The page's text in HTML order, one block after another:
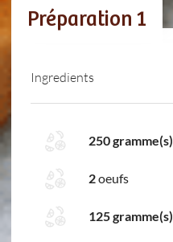
Préparation 1
Ingredients
250 gramme(s)
2oeufs
125 gramme(s)